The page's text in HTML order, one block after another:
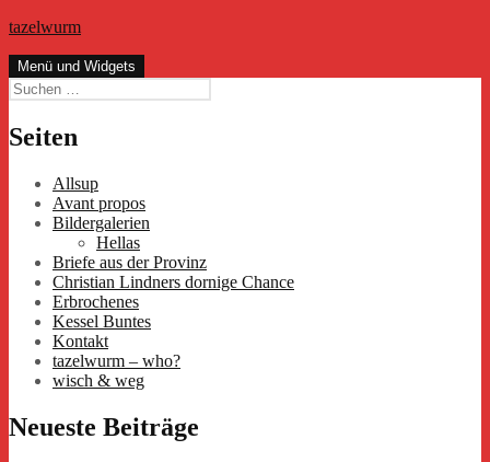
Zum
springen
tazelwurm
Menü und Widgets
Suchen
nach:
Seiten
Allsup
Avant propos
Bildergalerien
Hellas
Briefe aus der Provinz
Christian Lindners dornige Chance
Erbrochenes
Kessel Buntes
Kontakt
tazelwurm – who?
wisch & weg
Neueste Beiträge